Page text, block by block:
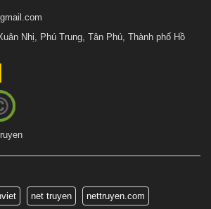
Nhị, Phú Trung, Tân Phú, Thành phố Hồ
net truyen nettruyen.com